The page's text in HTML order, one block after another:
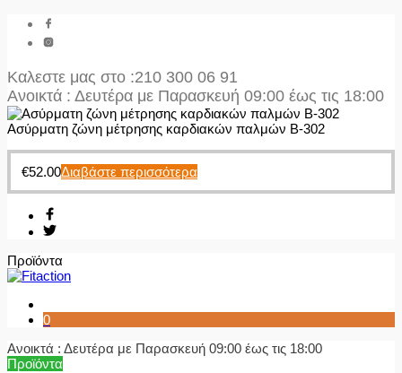
Καλεστε μας στο :210 300 06 91
Ανοικτά : Δευτέρα με Παρασκευή 09:00 έως τις 18:00
Ασύρματη ζώνη μέτρησης καρδιακών παλμών Β-302
€52.00Διαβάστε περισσότερα
Προϊόντα
0
Ανοικτά : Δευτέρα με Παρασκευή 09:00 έως τις 18:00
Προϊόντα